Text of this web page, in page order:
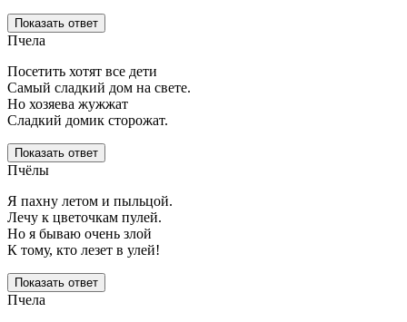
Показать ответ
Пчела
Посетить хотят все дети
Самый сладкий дом на свете.
Но хозяева жужжат
Сладкий домик сторожат.
Показать ответ
Пчёлы
Я пахну летом и пыльцой.
Лечу к цветочкам пулей.
Но я бываю очень злой
К тому, кто лезет в улей!
Показать ответ
Пчела